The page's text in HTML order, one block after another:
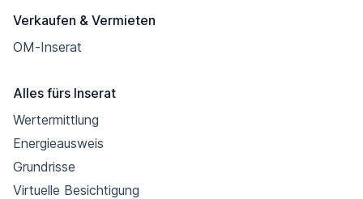
Verkaufen & Vermieten
OM-Inserat
Alles fürs Inserat
Wertermittlung
Energieausweis
Grundrisse
Virtuelle Besichtigung